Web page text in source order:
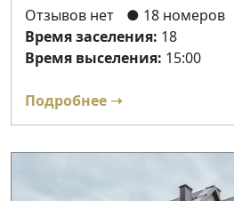
Отзывов нет
● 18 номеров
Время заселения: 18
Время выселения: 15:00
Подробнее ➝